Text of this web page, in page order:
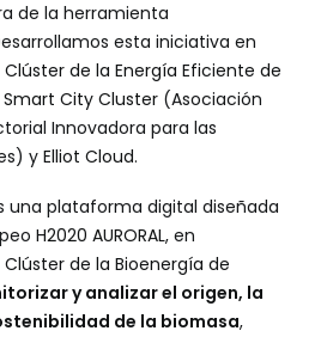
de la herramienta
esta iniciativa en
Clúster de la Energía Eficiente de
Smart City Cluster (Asociación
Innovadora para las
y Elliot Cloud.
una plataforma digital diseñada
H2020 AURORAL, en
Clúster de la Bioenergía de
y analizar el origen, la
de la biomasa,